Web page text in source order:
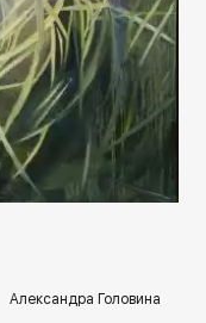
rakovgallery.ru
Александра Головина